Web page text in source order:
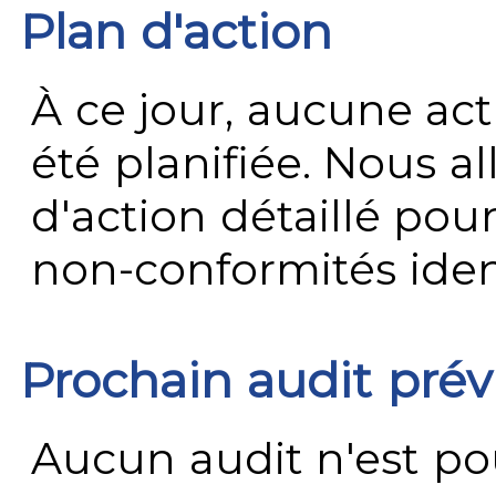
Plan d'action
À ce jour, aucune
été planifiée. Nous
d'action détaillé
non-conformités
Prochain audit
Aucun audit n'est